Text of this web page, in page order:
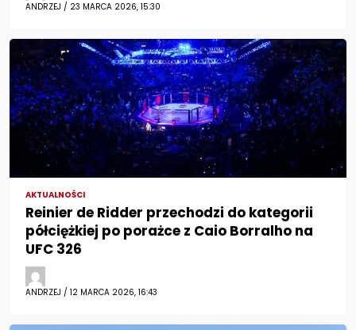
ANDRZEJ / 23 MARCA 2026, 15:30
AKTUALNOŚCI
Reinier de Ridder przechodzi do kategorii
półciężkiej po porażce z Caio Borralho na
UFC 326
ANDRZEJ / 12 MARCA 2026, 16:43